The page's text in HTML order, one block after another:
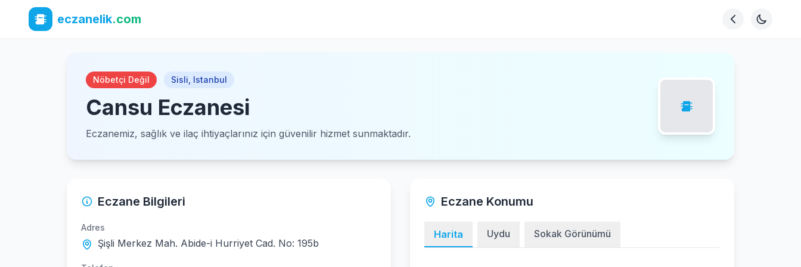
eczanelik.com
Nöbetçi Değil Sisli Istanbul
Cansu Eczanesi
Eczanemiz, sağlık ve ilaç ihtiyaçlarınız için güvenilir hizmet sunmaktadır.
Eczane Bilgileri
Adres
Şişli Merkez Mah. Abide-i Hurriyet Cad. No: 195b
Eczane Konumu
Harita Uydu Sokak Görünümü